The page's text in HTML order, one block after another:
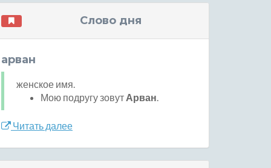
Слово дня
арван
женское имя.
Мою подругу зовут Арван.
Читать далее